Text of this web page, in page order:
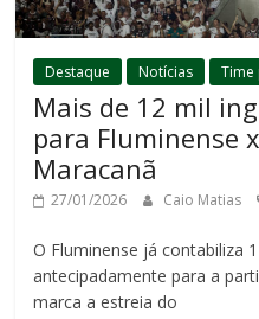
Destaque Notícias Time
Mais de 12 mil
para Fluminense
Maracanã
27/01/2026 Caio Matias
O Fluminense já contabiliza
antecipadamente para a
marca a estreia do